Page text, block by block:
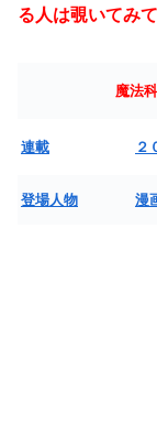
る人は覗いてみ
魔法
連載 ２
登場人物 漫